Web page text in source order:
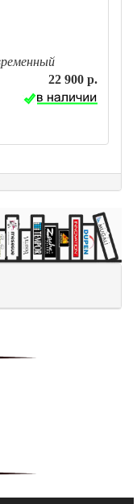
22 900 р.